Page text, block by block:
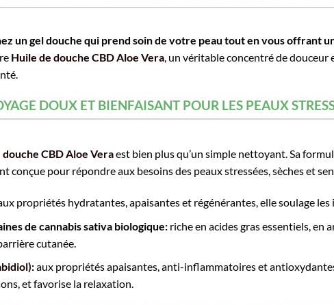
un gel douche qui prend soin de votre peau tout en vous offrant
Huile de douche CBD Aloe Vera, un véritable concentré de douceur
DOUX ET BIENFAISANT POUR LES PEAUX
douche CBD Aloe Veraest bien plus qu’un simple nettoyant. Sa
conçue pour répondre aux besoins des peaux stressées, sèches et
propriétés hydratantes, apaisantes et régénérantes, elle soulage
de cannabis sativa biologique:riche en acides gras essentiels,
cutanée.
:aux propriétés apaisantes, anti-inflammatoires et
et favorise la relaxation.